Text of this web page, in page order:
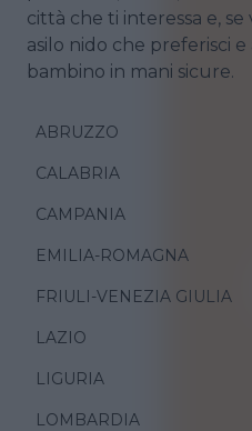
città che ti interessa e, se
asilo nido che preferisci
bambino in mani sicure.
ABRUZZO
CALABRIA
CAMPANIA
EMILIA-ROMAGNA
FRIULI-VENEZIA GIULIA
LAZIO
LIGURIA
LOMBARDIA